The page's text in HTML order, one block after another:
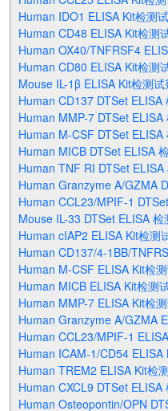
Human IDO1 ELISA Kit检测
Human CD48 ELISA Kit检测
Human OX40/TNFRSF4
Human CD80 ELISA Kit检测
Mouse IL-1β ELISA Kit检测试
Human CD137 DTSet ELISA
Human MMP-7 DTSet ELISA
Human M-CSF DTSet ELISA
Human MICB DTSet ELISA
Human TNF RI DTSet ELISA
Human Granzyme A/GZMA
Human CCL23/MPIF-1
Mouse IL-33 DTSet ELISA 检
Human cIAP2 ELISA Kit检测
Human CD137/4-1BB/
Human M-CSF ELISA Kit检
Human MICB ELISA Kit检测
Human MMP-7 ELISA Kit检
Human Granzyme A/GZMA
Human CCL23/MPIF-1
Human ICAM-1/CD54 ELISA
Human TREM2 ELISA Kit检
Human CXCL9 DTSet ELISA
Human Osteopontin/OPN